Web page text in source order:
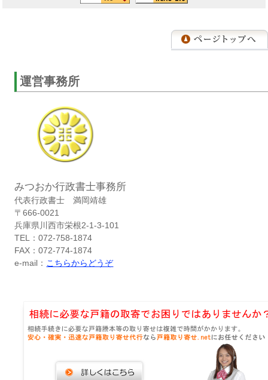
運営事務所
みつおか行政書士事務所
代表行政書士 満岡靖雄
〒666-0021
兵庫県川西市栄根2-1-3-101
TEL：072-758-1874
FAX：072-774-1874
e-mail： こちらからどうぞ